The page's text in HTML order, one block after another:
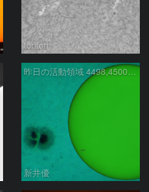
toritori
昨日の活動領域 4498,4500：2026/08/05
新井優